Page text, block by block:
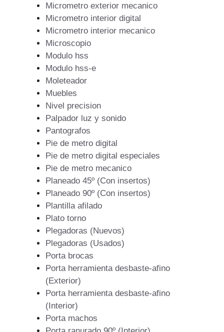
Micrometro exterior mecanico
Micrometro interior digital
Micrometro interior mecanico
Microscopio
Modulo hss
Modulo hss-e
Moleteador
Muebles
Nivel precision
Palpador luz y sonido
Pantografos
Pie de metro digital
Pie de metro digital especiales
Pie de metro mecanico
Planeado 45º (Con insertos)
Planeado 90º (Con insertos)
Plantilla afilado
Plato torno
Plegadoras (Nuevos)
Plegadoras (Usados)
Porta brocas
Porta herramienta desbaste-afino
(Exterior)
Porta herramienta desbaste-afino
(Interior)
Porta machos